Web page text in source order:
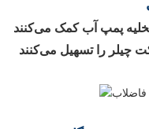
پمپ آب کمک می‌کنند